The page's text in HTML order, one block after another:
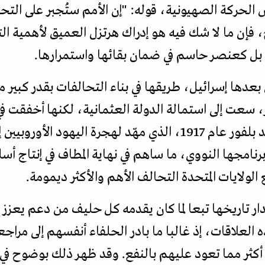
الصهيونية، قوله: "إن الأمم ستُجبر على
فإن ما لا شك فيه هو إدراك هرتزل العميق لأهمية
كعنصر حاسم في ضمان بقائها واستمرارها.
إسرائيل، طريقها في بناء التحالفات بقدر
سعت إلى استمالة الدولة العثمانية، لكنها
بريطانيا، ما أسفر عن صدور وعد بلفور عام 1917، الذي مهّد
النووي، ما ساهم في نهاية المطاف في إنتاج
المتحدة التحالف الأهم والأكثر ديمومة.
تاريخها تبعا لما كان يقدمه كل حليف من دعم
العلاقات، إذ غالبا ما بادر الحلفاء أنفسهم
مما تعود عليهم بالنفع. وقد ظهر ذلك بوضوح